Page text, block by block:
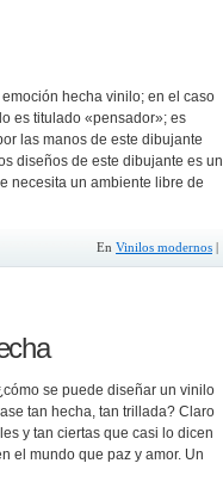
hecha vinilo; en el caso
es titulado «pensador»; es
las manos de este dibujante
diseños de este dibujante es un
necesita un ambiente libre de
En Vinilos modernos
se puede diseñar un vinilo
tan hecha, tan trillada? Claro
y tan ciertas que casi lo dicen
el mundo que paz y amor. Un